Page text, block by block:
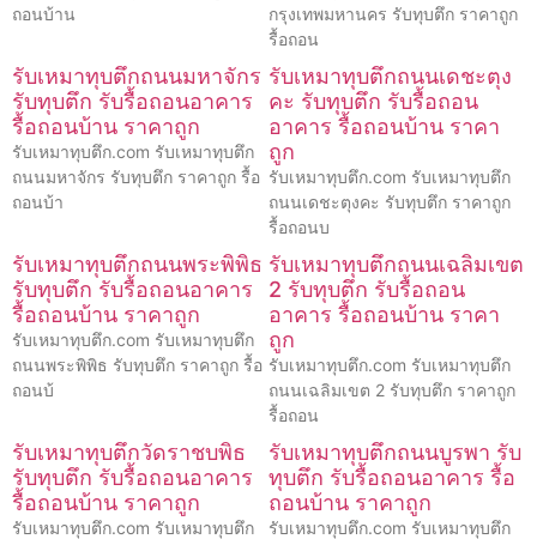
ถอนบ้าน
กรุงเทพมหานคร รับทุบตึก ราคาถูก
รื้อถอน
รับเหมาทุบตึกถนนมหาจักร
รับทุบตึก รับรื้อถอนอาคาร
รื้อถอนบ้าน ราคาถูก
รับเหมาทุบตึก.com รับเหมาทุบตึก
ถนนมหาจักร รับทุบตึก ราคาถูก รื้อ
ถอนบ้า
รับเหมาทุบตึกถนนเดชะตุง
คะ รับทุบตึก รับรื้อถอน
อาคาร รื้อถอนบ้าน ราคา
ถูก
รับเหมาทุบตึก.com รับเหมาทุบตึก
ถนนเดชะตุงคะ รับทุบตึก ราคาถูก
รื้อถอนบ
รับเหมาทุบตึกถนนพระพิพิธ
รับทุบตึก รับรื้อถอนอาคาร
รื้อถอนบ้าน ราคาถูก
รับเหมาทุบตึก.com รับเหมาทุบตึก
ถนนพระพิพิธ รับทุบตึก ราคาถูก รื้อ
ถอนบ้
รับเหมาทุบตึกถนนเฉลิมเขต
2 รับทุบตึก รับรื้อถอน
อาคาร รื้อถอนบ้าน ราคา
ถูก
รับเหมาทุบตึก.com รับเหมาทุบตึก
ถนนเฉลิมเขต 2 รับทุบตึก ราคาถูก
รื้อถอน
รับเหมาทุบตึกวัดราชบพิธ
รับทุบตึก รับรื้อถอนอาคาร
รื้อถอนบ้าน ราคาถูก
รับเหมาทุบตึก.com รับเหมาทุบตึก
รับเหมาทุบตึกถนนบูรพา รับ
ทุบตึก รับรื้อถอนอาคาร รื้อ
ถอนบ้าน ราคาถูก
รับเหมาทุบตึก.com รับเหมาทุบตึก